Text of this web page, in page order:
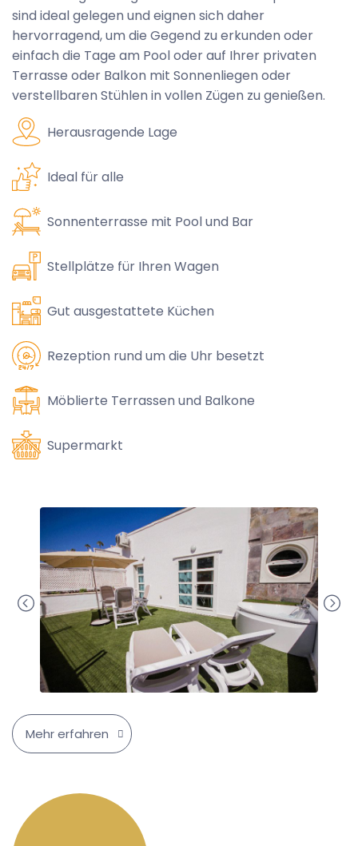
sind ideal gelegen und eignen sich daher
hervorragend, um die Gegend zu erkunden oder
einfach die Tage am Pool oder auf Ihrer privaten
Terrasse oder Balkon mit Sonnenliegen oder
verstellbaren Stühlen in vollen Zügen zu genießen.
Herausragende Lage
Ideal für alle
Sonnenterrasse mit Pool und Bar
Stellplätze für Ihren Wagen
Gut ausgestattete Küchen
Rezeption rund um die Uhr besetzt
Möblierte Terrassen und Balkone
Supermarkt
Mehr erfahren